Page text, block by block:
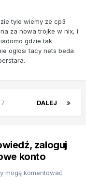
tyle wiemy ze cp3
za nowa trojke w nix, i
gdzie tak
oglosi tacy nets beda
DALEJ
zaloguj
konto
mogą komentować